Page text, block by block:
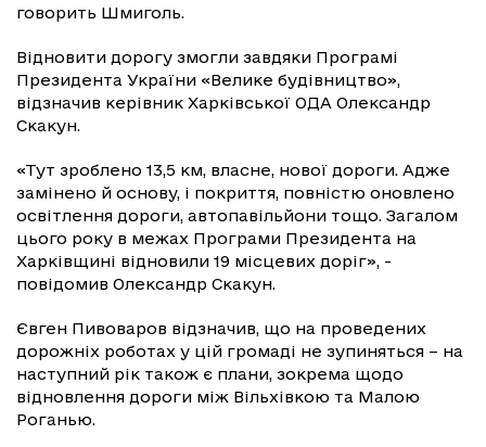
говорить Шмиголь.
Відновити дорогу змогли завдяки Програмі
Президента України «Велике будівництво»,
відзначив керівник Харківської ОДА Олександр
Скакун.
«Тут зроблено 13,5 км, власне, нової дороги. Адже
замінено й основу, і покриття, повністю оновлено
освітлення дороги, автопавільйони тощо. Загалом
цього року в межах Програми Президента на
Харківщині відновили 19 місцевих доріг», -
повідомив Олександр Скакун.
Євген Пивоваров відзначив, що на проведених
дорожніх роботах у цій громаді не зупиняться – на
наступний рік також є плани, зокрема щодо
відновлення дороги між Вільхівкою та Малою
Роганью.